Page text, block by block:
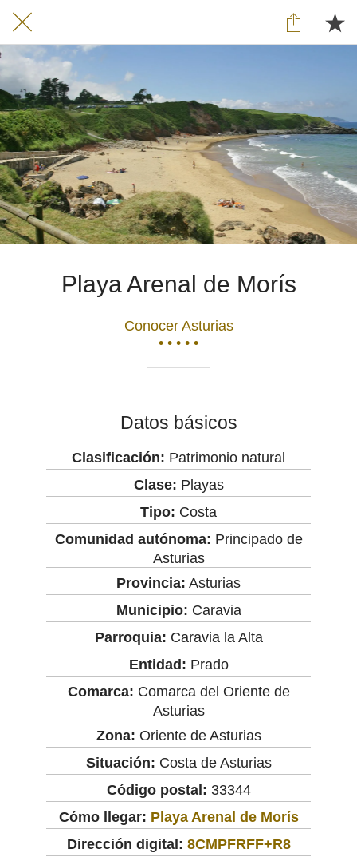
Playa Arenal de Morís
Conocer Asturias
• • • • •
Datos básicos
Clasificación: Patrimonio natural
Clase: Playas
Tipo: Costa
Comunidad autónoma: Principado de
Asturias
Provincia: Asturias
Municipio: Caravia
Parroquia: Caravia la Alta
Entidad: Prado
Comarca: Comarca del Oriente de
Asturias
Zona: Oriente de Asturias
Situación: Costa de Asturias
Código postal: 33344
Cómo llegar: Playa Arenal de Morís
Dirección digital: 8CMPFRFF+R8